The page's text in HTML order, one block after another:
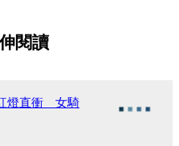
閱讀
燈直衝 女騎